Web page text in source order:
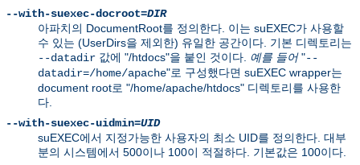
--with-suexec-docroot=DIR
아파치의 DocumentRoot를 정의한다. 이는 suEXEC가 사용할
수 있는 (UserDirs을 제외한) 유일한 공간이다. 기본 디렉토리는
--datadir 값에 "/htdocs"을 붙인 것이다. 예를 들어"--
datadir=/home/apache"로 구성했다면 suEXEC wrapper는
document root로 "/home/apache/htdocs" 디렉토리를 사용한
다.
--with-suexec-uidmin=UID
suEXEC에서 지정가능한 사용자의 최소 UID를 정의한다. 대부
분의 시스템에서 500이나 100이 적절하다. 기본값은 100이다.